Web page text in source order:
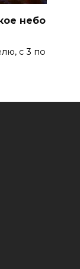
небо
с 3 по